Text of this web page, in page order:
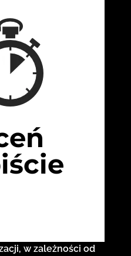
w zależności od